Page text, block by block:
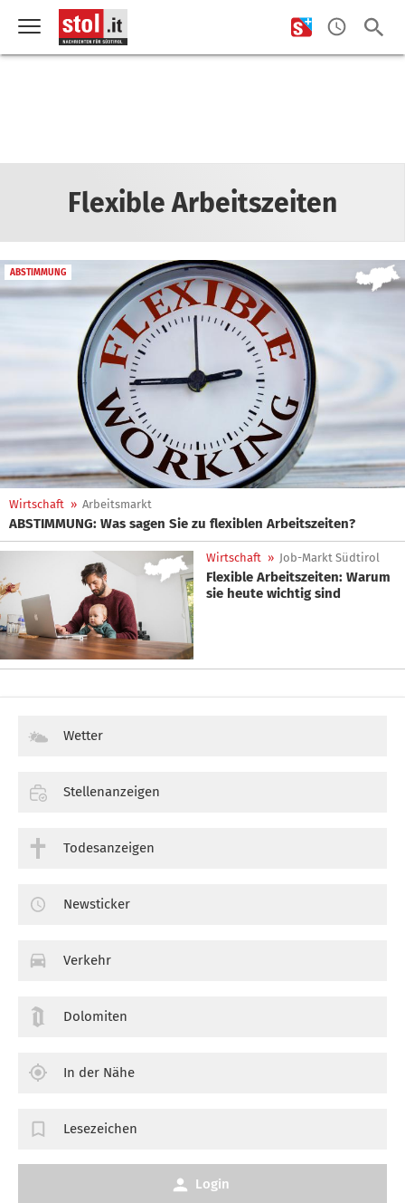
Flexible Arbeitszeiten
ABSTIMMUNG
Wirtschaft » Arbeitsmarkt
ABSTIMMUNG: Was sagen Sie zu flexiblen Arbeitszeiten?
Wirtschaft » Job-Markt Südtirol
Flexible Arbeitszeiten: Warum
sie heute wichtig sind
Wetter
Stellenanzeigen
Todesanzeigen
Newsticker
Verkehr
Dolomiten
In der Nähe
Lesezeichen
Login